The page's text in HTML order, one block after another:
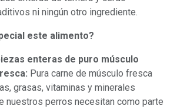
ni ningún otro ingrediente.
este alimento?
enteras de puro músculo
Pura carne de músculo fresca
grasas, vitaminas y minerales
nuestros perros necesitan como parte